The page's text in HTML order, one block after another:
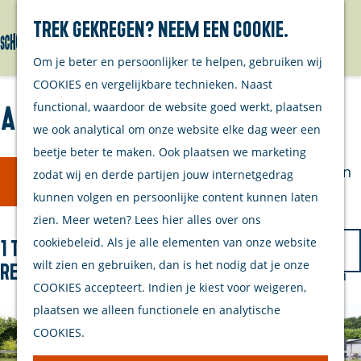
Trek gekregen? Neem een cookie.
Om je beter en persoonlijker te helpen, gebruiken wij
COOKIES en vergelijkbare technieken. Naast
functional, waardoor de website goed werkt, plaatsen
we ook analytical om onze website elke dag weer een
beetje beter te maken. Ook plaatsen we marketing
zodat wij en derde partijen jouw internetgedrag
kunnen volgen en persoonlijke content kunnen laten
zien. Meer weten? Lees hier alles over ons
cookiebeleid. Als je alle elementen van onze website
wilt zien en gebruiken, dan is het nodig dat je onze
COOKIES accepteert. Indien je kiest voor weigeren,
plaatsen we alleen functionele en analytische
COOKIES.
n
a
h
o
e
p
a
Cultureel &
Erfgoed
Overige
ondernemers
Agenda
Bezoek
Brouwershaven
Bruinisse
Winkelen
Eten & Drinken
Overnachten
Watersport
Alle ondernemers
z
o
k
Filter
e
e
o
p
1 t/m 32 van 69
resultaten
S
o
e
e